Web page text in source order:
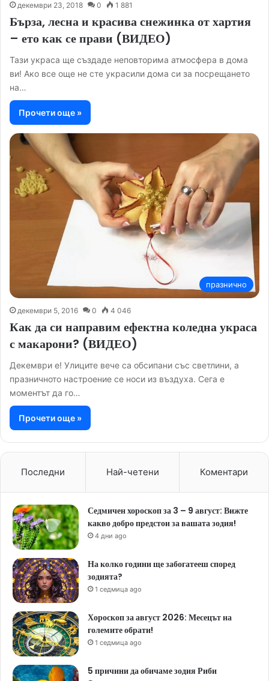
декември 23, 2018 0 1 881
Бърза, лесна и красива снежинка от хартия
– ето как се прави (ВИДЕО)
Тази украса ще създаде неповторима атмосфера в дома
ви! Ако все още не сте украсили дома си за посрещането
на…
Прочети още »
празнично
декември 5, 2016 0 4 046
Как да си направим ефектна коледна украса
с макарони? (ВИДЕО)
Декември е! Улиците вече са обсипани със светлини, а
празничното настроение се носи из въздуха. Сега е
моментът да го…
Прочети още »
Последни Най-четени Коментари
Седмичен хороскоп за 3 – 9 август: Вижте
какво добро предстои за вашата зодия!
4 дни ago
На колко години ще забогатееш според
зодията?
1 седмица ago
Хороскоп за август 2026: Месецът на
големите обрати!
1 седмица ago
5 причини да обичаме зодия Риби